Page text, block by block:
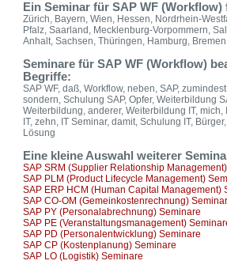
Ein Seminar für SAP WF
Zürich, Bayern, Wien, Hessen, Nordrhein-
Pfalz, Saarland, Mecklenburg-Vorpommern,
Anhalt, Sachsen, Thüringen, Hamburg,
Seminare für SAP WF (Workflow)
Begriffe:
SAP WF, daß, Workflow, neben, SAP,
sondern, Schulung SAP, Opfer, Weiterbildung
Weiterbildung, anderer, Weiterbildung IT,
IT, zehn, IT Seminar, damit, Schulung IT,
Lösung
Eine kleine Auswahl weiterer
SAP SRM (Supplier Relationship
SAP PLM (Product Lifecycle Management)
SAP ERP HCM (Human Capital Management)
SAP CO-OM (Gemeinkostenrechnung)
SAP PY (Personalabrechnung) Seminare
SAP PE (Veranstaltungsmanagement)
SAP PD (Personalentwicklung) Seminare
SAP CP (Kostenplanung) Seminare
SAP LO (Logistik) Seminare